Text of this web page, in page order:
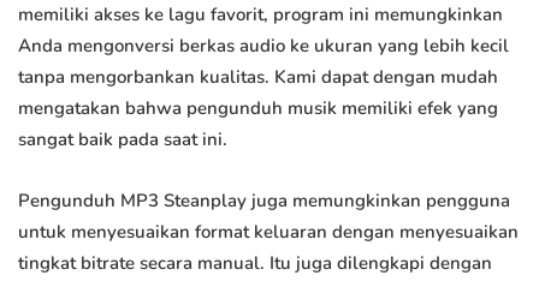
memiliki akses ke lagu favorit, program ini memungkinkan
Anda mengonversi berkas audio ke ukuran yang lebih kecil
tanpa mengorbankan kualitas. Kami dapat dengan mudah
mengatakan bahwa pengunduh musik memiliki efek yang
sangat baik pada saat ini.
Pengunduh MP3 Steanplay juga memungkinkan pengguna
untuk menyesuaikan format keluaran dengan menyesuaikan
tingkat bitrate secara manual. Itu juga dilengkapi dengan